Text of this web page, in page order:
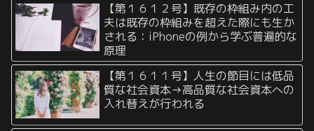
【第１６１２号】既存の枠組み内の工
夫は既存の枠組みを超えた際にも生か
される：iPhoneの例から学ぶ普遍的な
原理
【第１６１１号】人生の節目には低品
質な社会資本→高品質な社会資本への
入れ替えが行われる